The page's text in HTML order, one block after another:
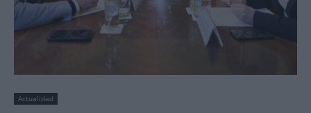
Actualidad